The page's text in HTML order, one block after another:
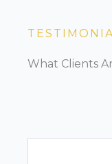
What Clients